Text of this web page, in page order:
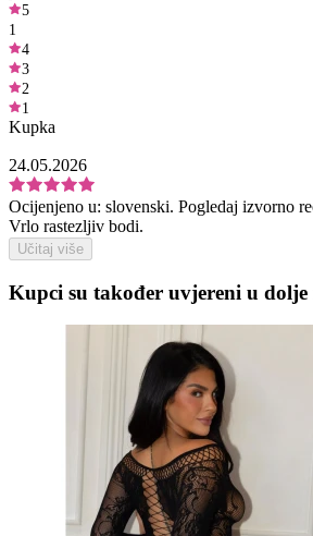
5
1
4
3
2
1
Kupka
24.05.2026
Ocijenjeno u: slovenski. Pogledaj izvorno
Vrlo rastezljiv bodi.
Učitaj više
Kupci su također uvjereni u dolje